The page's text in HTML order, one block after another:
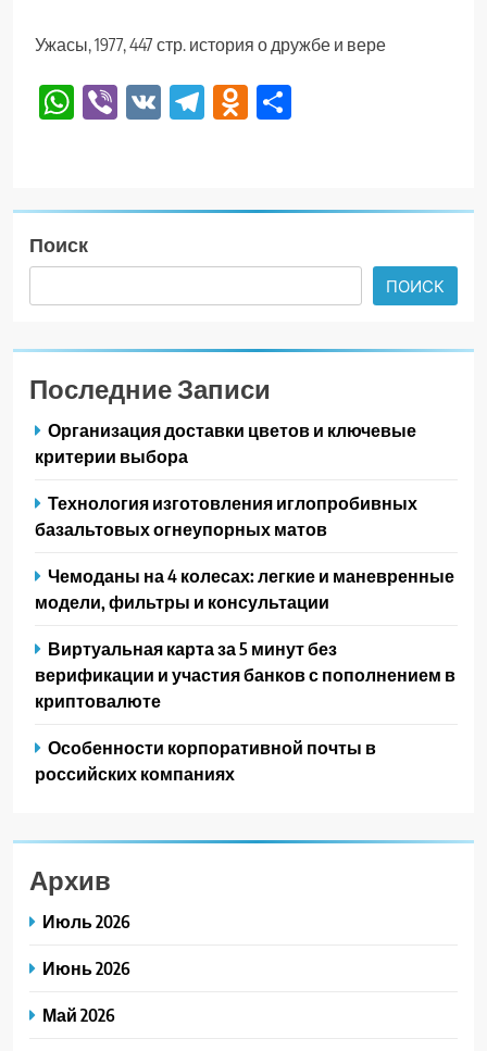
Ужасы, 1977, 447 стр. история о дружбе и вере
WhatsApp
Viber
VK TelegramOdnoklassniki
Поиск
ПОИСК
Последние Записи
Организация доставки цветов и ключевые
критерии выбора
Технология изготовления иглопробивных
базальтовых огнеупорных матов
Чемоданы на 4 колесах: легкие и маневренные
модели, фильтры и консультации
Виртуальная карта за 5 минут без
верификации и участия банков с пополнением в
криптовалюте
Особенности корпоративной почты в
российских компаниях
Архив
Июль 2026
Июнь 2026
Май 2026